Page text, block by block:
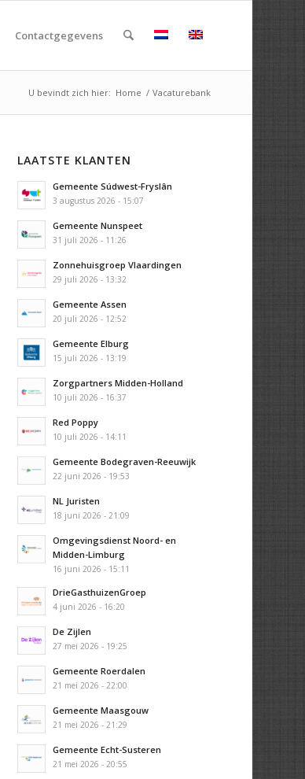
Contactgegevens
U bevindt zich hier: Home / Vacaturebank
LAATSTE KLANTEN
Gemeente Súdwest-Fryslân
3 augustus 2026 - 15:07
Gemeente Nunspeet
31 juli 2026 - 11:26
Zonnehuisgroep Vlaardingen
29 juli 2026 - 13:32
Gemeente Assen
20 juli 2026 - 12:52
Gemeente Elburg
15 juli 2026 - 13:19
Zorgpartners Midden-Holland
10 juli 2026 - 16:37
Red Poppy
10 juli 2026 - 14:11
Gemeente Bodegraven-Reeuwijk
22 juni 2026 - 19:53
NL Juristen
18 juni 2026 - 21:09
Omgevingsdienst Noord- en
Midden-Limburg
16 juni 2026 - 15:11
DrieGasthuizenGroep
4 juni 2026 - 16:20
De Zijlen
27 mei 2026 - 19:25
Gemeente Roerdalen
21 mei 2026 - 22:00
Gemeente Maasgouw
21 mei 2026 - 21:29
Gemeente Echt-Susteren
21 mei 2026 - 20:55